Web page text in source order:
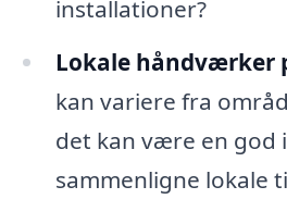
installationer?
Lokale håndværker
kan variere fra
det kan være en god
sammenligne lokale